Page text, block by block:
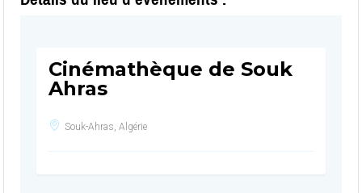
Cinémathèque de Souk
Ahras
Souk-Ahras, Algérie